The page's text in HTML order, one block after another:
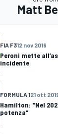
Matt
FIA F312 nov 2019
Peroni mette
incidente
FORMULA 121 ott
Hamilton: "Nel
potenza"